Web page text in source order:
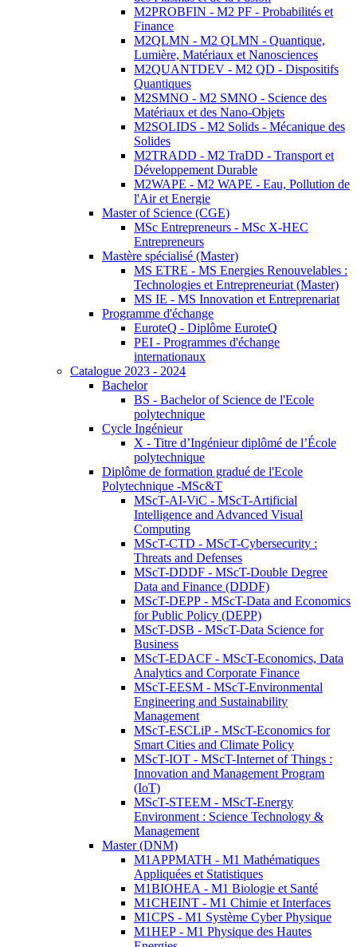
M2PROBFIN - M2 PF - Probabilités et
Finance
M2QLMN - M2 QLMN - Quantique,
Lumière, Matériaux et Nanosciences
M2QUANTDEV - M2 QD - Dispositifs
Quantiques
M2SMNO - M2 SMNO - Science des
Matériaux et des Nano-Objets
M2SOLIDS - M2 Solids - Mécanique des
Solides
M2TRADD - M2 TraDD - Transport et
Développement Durable
M2WAPE - M2 WAPE - Eau, Pollution de
l'Air et Energie
Master of Science (CGE)
MSc Entrepreneurs - MSc X-HEC
Entrepreneurs
Mastère spécialisé (Master)
MS ETRE - MS Energies Renouvelables :
Technologies et Entrepreneuriat (Master)
MS IE - MS Innovation et Entreprenariat
Programme d'échange
EuroteQ - Diplôme EuroteQ
PEI - Programmes d'échange
internationaux
Catalogue 2023 - 2024
Bachelor
BS - Bachelor of Science de l'Ecole
polytechnique
Cycle Ingénieur
X - Titre d’Ingénieur diplômé de l’École
polytechnique
Diplôme de formation gradué de l'Ecole
Polytechnique -MSc&T
MScT-AI-ViC - MScT-Artificial
Intelligence and Advanced Visual
Computing
MScT-CTD - MScT-Cybersecurity :
Threats and Defenses
MScT-DDDF - MScT-Double Degree
Data and Finance (DDDF)
MScT-DEPP - MScT-Data and Economics
for Public Policy (DEPP)
MScT-DSB - MScT-Data Science for
Business
MScT-EDACF - MScT-Economics, Data
Analytics and Corporate Finance
MScT-EESM - MScT-Environmental
Engineering and Sustainability
Management
MScT-ESCLiP - MScT-Economics for
Smart Cities and Climate Policy
MScT-IOT - MScT-Internet of Things :
Innovation and Management Program
(IoT)
MScT-STEEM - MScT-Energy
Environment : Science Technology &
Management
Master (DNM)
M1APPMATH - M1 Mathématiques
Appliquées et Statistiques
M1BIOHEA - M1 Biologie et Santé
M1CHEINT - M1 Chimie et Interfaces
M1CPS - M1 Système Cyber Physique
M1HEP - M1 Physique des Hautes